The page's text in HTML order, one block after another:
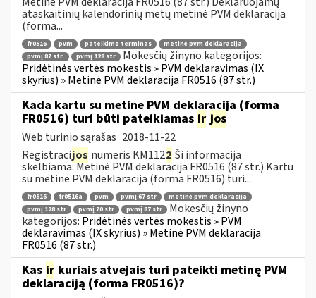
ataskaitinių kalendorinių metų metinė PVM deklaracija
(forma...
fr0516 pvm pateikimo terminas
metinė pvm deklaracija
pvmį 87 str.
pvmį 128 str
Mokesčių žinyno kategorijos:
Pridėtinės vertės mokestis » PVM deklaravimas (IX
skyrius) » Metinė PVM deklaracija FR0516 (87 str.)
Kada kartu su metine PVM deklaracija (forma
FR0516) turi būti pateikiamas ir jos
Web turinio sąrašas 2018-11-22
Registracijos numeris KM1122 Ši informacija
skelbiama: Metinė PVM deklaracija FR0516 (87 str.) Kartu
su metine PVM deklaracija (forma FR0516) turi...
fr0516 fr0516a pvm pvmį 67 str
metinė pvm deklaracija
pvmį 128 str
pvmį 70 str pvmį 87 str
Mokesčių žinyno
kategorijos: Pridėtinės vertės mokestis » PVM
deklaravimas (IX skyrius) » Metinė PVM deklaracija
FR0516 (87 str.)
Kas ir kuriais atvejais turi pateikti metinę PVM
deklaraciją (forma FR0516)?